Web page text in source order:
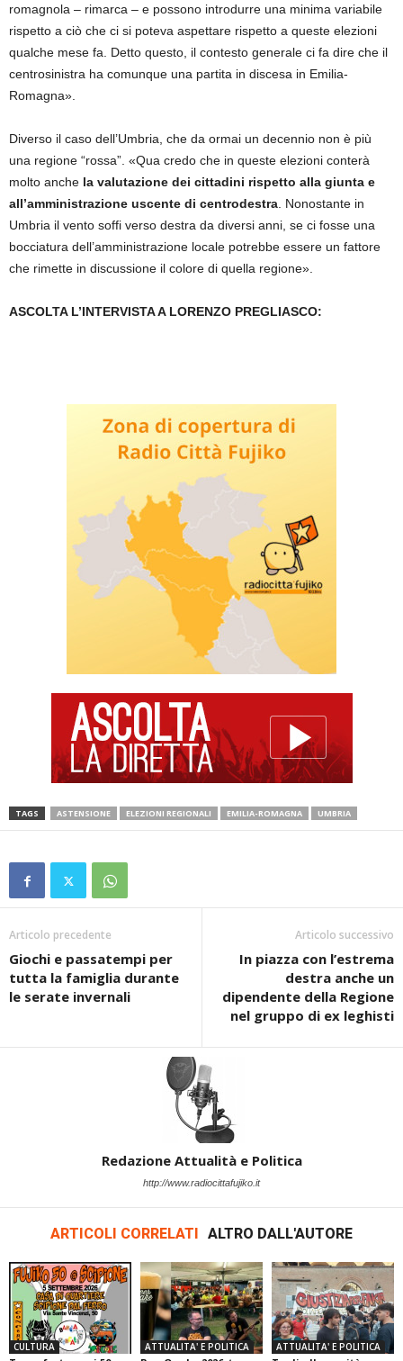
romagnola – rimarca – e possono introdurre una minima variabile
rispetto a ciò che ci si poteva aspettare rispetto a queste elezioni
qualche mese fa. Detto questo, il contesto generale ci fa dire che il
centrosinistra ha comunque una partita in discesa in Emilia-
Romagna».
Diverso il caso dell’Umbria, che da ormai un decennio non è più
una regione “rossa”. «Qua credo che in queste elezioni conterà
molto anche la valutazione dei cittadini rispetto alla giunta e
all’amministrazione uscente di centrodestra. Nonostante in
Umbria il vento soffi verso destra da diversi anni, se ci fosse una
bocciatura dell’amministrazione locale potrebbe essere un fattore
che rimette in discussione il colore di quella regione».
ASCOLTA L’INTERVISTA A LORENZO PREGLIASCO:
TAGS ASTENSIONE ELEZIONI REGIONALI EMILIA-ROMAGNA UMBRIA
Articolo precedente
Giochi e passatempi per
tutta la famiglia durante
le serate invernali
Articolo successivo
In piazza con l’estrema
destra anche un
dipendente della Regione
nel gruppo di ex leghisti
Redazione Attualità e Politica
http://www.radiocittafujiko.it
ARTICOLI CORRELATI ALTRO DALL'AUTORE
CULTURA ATTUALITA' E POLITICA ATTUALITA' E POLITICA